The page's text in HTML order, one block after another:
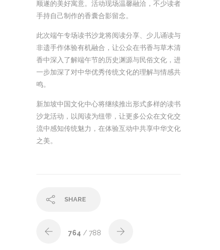
顺遂的美好寓意。活动现场温馨融洽，不少读者
手持自己制作的香囊合影留念。
此次端午专场读书沙龙将阅读分享、少儿诵读与
非遗手作体验有机融合，让公众在书香与草木清
香中深入了解端午节的历史渊源与民俗文化，进
一步加深了对中华优秀传统文化的理解与情感共
鸣。
新加坡中国文化中心将继续推出形式多样的读书
沙龙活动，以阅读为纽带，让更多公众在文化交
流中感知传统魅力，在体验互动中共享中华文化
之美。
SHARE
764 / 788